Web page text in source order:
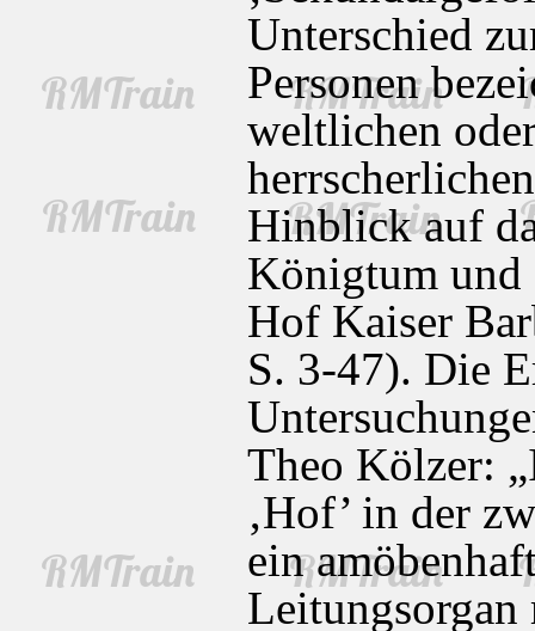
Unterschied
Personen
weltlichen
Hinblick auf
Königtum und
Hof Kaiser
S. 3-47). Die
Theo Kölzer:
‚Hof’ in der
ein